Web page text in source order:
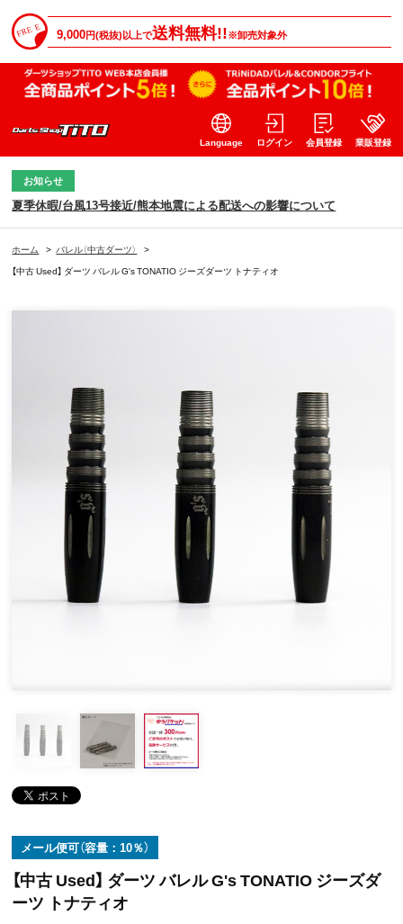
9,000円(税抜)以上で送料無料!!※卸売対象外
Language ログイン 会員登録 業販登録
お知らせ
夏季休暇/台風13号接近/熊本地震による配送への影響について
ホーム > バレル（中古ダーツ）
>
【中古 Used】 ダーツ バレル G's TONATIO ジーズダーツ トナティオ
メール便可（容量：10％）
【中古 Used】 ダーツ バレル G's TONATIO ジーズダ
ーツ トナティオ